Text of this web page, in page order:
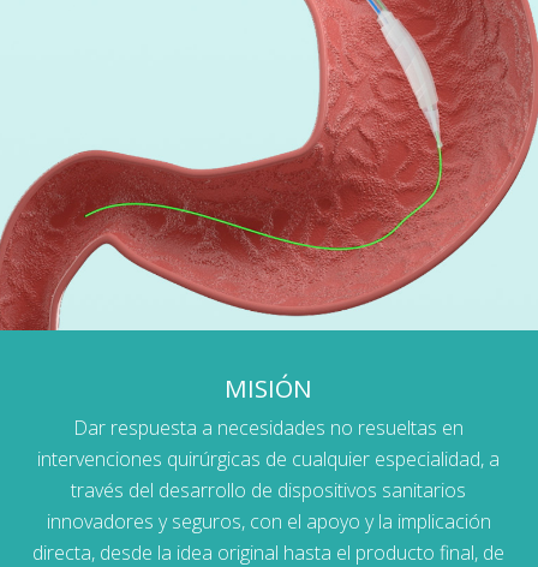
MISIÓN
Dar respuesta a necesidades no resueltas en
intervenciones quirúrgicas de cualquier especialidad, a
través del desarrollo de dispositivos sanitarios
innovadores y seguros, con el apoyo y la implicación
directa, desde la idea original hasta el producto final, de